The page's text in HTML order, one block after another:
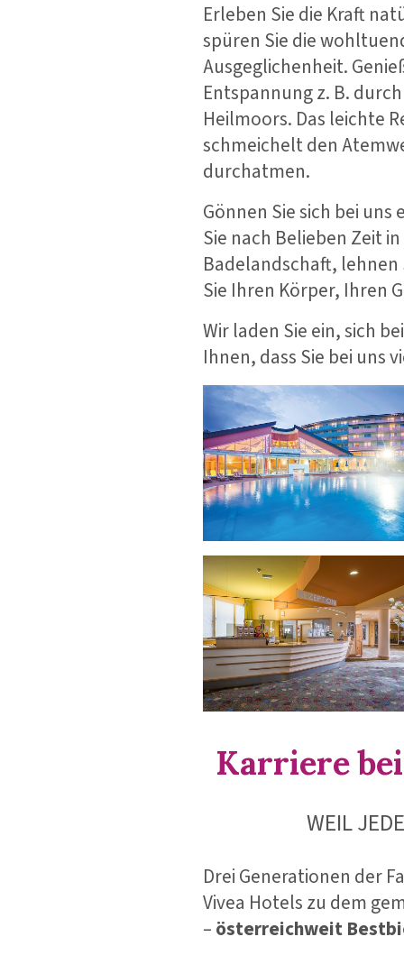
Erleben Sie die Kraft
spüren Sie die
Ausgeglichenheit.
Entspannung z. B.
Heilmoors. Das leichte
schmeichelt den
durchatmen.
Gönnen Sie sich bei
Sie nach Belieben Zeit
Badelandschaft,
Sie Ihren Körper, Ihren
Wir laden Sie ein, sich
Ihnen, dass Sie bei uns
Karriere
WEIL
Drei Generationen der
Vivea Hotels zu dem
– österreichweit